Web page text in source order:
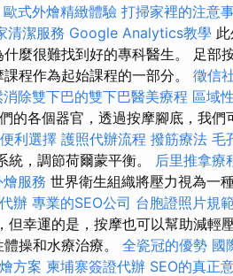
歐式外燴精緻體驗 打掃家裡的注意
清潔服務 Google Analytics教學
麼很難找到好的專科醫生。 足部
程作為起始課程的一部分。 徵信
消除雙下巴的雙下巴醫美療程 區域
的各個器官，透過按摩腳底，我們
利選擇 護照代辦流程 撥筋療法 毛
統，調節荷爾蒙平衡。 后里推拿療
服務 世界衛生組織將壓力視為一
辦 專業的SEO公司 台胞證照片規範
幸運的是，按摩也可以幫助減輕
操和水療治療。 全瓷冠的優勢 國
方案 柬埔寨簽證代辦 SEO的真正